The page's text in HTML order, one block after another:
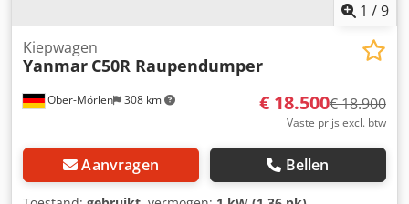
1 /9
Ober-Mörlen 308 km
Kiepwagen
Yanmar C50R Raupendumper
€ 18.500€ 18.900
Vaste prijs excl. btw
Aanvragen Bellen